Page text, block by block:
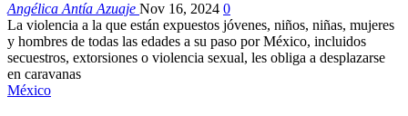
Angélica Antía Azuaje Nov 16, 2024 0
La violencia a la que están expuestos jóvenes, niños, niñas, mujeres
y hombres de todas las edades a su paso por México, incluidos
secuestros, extorsiones o violencia sexual, les obliga a desplazarse
en caravanas
México